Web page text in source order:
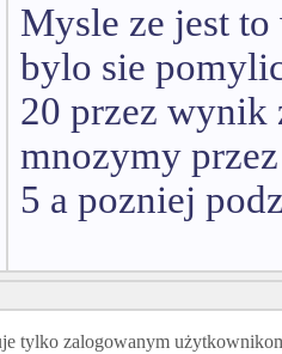
Mysle ze jest
bylo sie
20 przez wynik
mnozymy
5 a pozniej
tylko zalogowanym